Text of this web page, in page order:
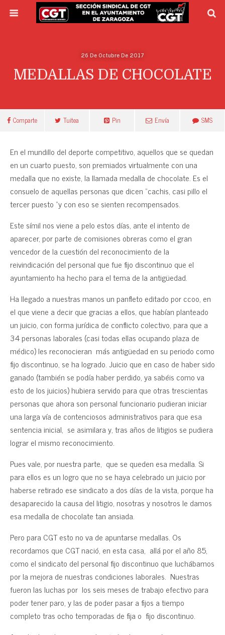
26 De Octubre De 2017
MEDALLAS DE CHOCOLATE
Comparte Tuitea Pin Envía SMS
En el mundillo del deporte competitivo, aquellos que se quedan
en un cuarto puesto, son premiados virtualmente con una
medalla que no existe, la llamada medalla de chocolate. Es el
consuelo de aquellas personas que dicen “cachis, casi pillo el
tercer puesto “y con eso se sienten recompensados.
Este símil nos viene a pelo estos días, ante el intento de
aparecer, por parte de comisiones obreras como el gran
vencedor de la cuestión del reconocimiento de la
reivindicación del personal que fue fijo discontinuo que el
ayuntamiento ha hecho para el tema de la antigüedad.
Ha llegado a nuestras manos un panfleto editado por ccoo, en
el que viene a decir que gracias a ellos, que habían planteado
un juicio, con forma jurídica de conflicto colectivo, para que a
34 personas laborales (casi todas ellas ocupando plaza de
médico) les reconocieran más antigüedad en su periodo como
fijo discontinuo, se ha logrado. Juicio que en caso de haber sido
ganado (también se podía haber perdido, ya sabéis como va
esto de los juicios) hubiera servido para que otras trescientas
personas que ahora son personal funcionario pudieran iniciar
una larga vía de contenciosos administrativos para que esa
sentencia inicial, se asimilara y, tras años de litigios se pudiera
lograr el mismo reconocimiento.
Pues vale, por nuestra parte, que se queden esa medalla. Si
para ellos es un logro que no se haya celebrado un juicio por
haberse retirado ese sindicato a dos días de la vista, porque ha
desaparecido la causa del litigio, nosotras y nosotros le damos
esa medalla de chocolate tan ansiada.
Pero para CGT esto no va de apuntarse medallas. Os
recordamos que CGT nació, en esta casa, allá por el año 85,
como el sindicato del personal fijo discontinuo que luchábamos
por la mejora de nuestras condiciones laborales. Nuestras
fueron las luchas por los seis meses de trabajo efectivo para
poder tener paro, y las de poder pasar a fijos a tiempo
completo tras ocho temporadas de fija o fijo discontinuo.